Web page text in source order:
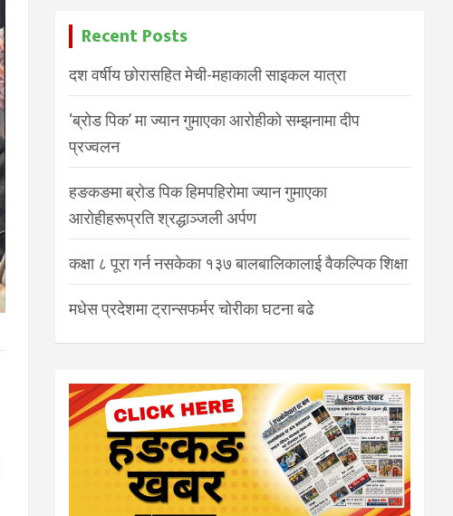
Recent Posts
दश वर्षीय छोरासहित मेची-महाकाली साइकल यात्रा
‘ब्रोड पिक’ मा ज्यान गुमाएका आरोहीको सम्झनामा दीप
प्रज्वलन
हङकङमा ब्रोड पिक हिमपहिरोमा ज्यान गुमाएका
आरोहीहरूप्रति श्रद्धाञ्जली अर्पण
कक्षा ८ पूरा गर्न नसकेका १३७ बालबालिकालाई वैकल्पिक शिक्षा
मधेस प्रदेशमा ट्रान्सफर्मर चोरीका घटना बढे